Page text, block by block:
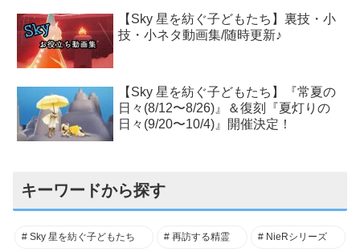
【Sky 星を紡ぐ子どもたち】裏技・小
技・小ネタ動画集/随時更新♪
【Sky 星を紡ぐ子どもたち】『常夏の
日々(8/12〜8/26)』＆復刻『夏灯りの
日々(9/20〜10/4)』開催決定！
キーワードから探す
Sky 星を紡ぐ子どもたち 再訪する精霊 NieRシリーズ